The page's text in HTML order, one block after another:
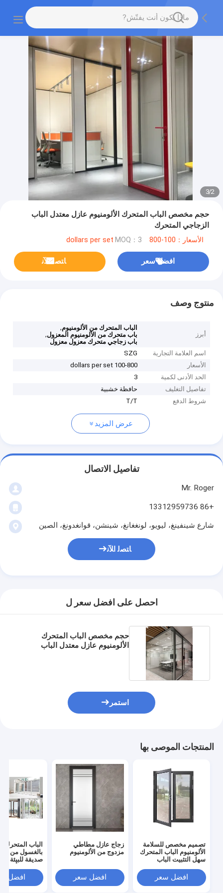
2
/
3
حجم مخصص الباب المتحرك الألومنيوم عازل معتدل الباب
الزجاجي المتحرك
الأسعار：100-800 dollars per set MOQ：3
افضل سعر ﺎﺘﺼﻟ ﺍﻶﻧ
منتوج وصف
أبرز
الباب المتحرك من الألومنيوم,
باب متحرك من الألومنيوم المعزول,
باب زجاجي متحرك معزول معزول
اسم العلامة التجارية
SZG
الأسعار
100-800 dollars per set
الحد الأدنى لكمية
3
تفاصيل التغليف
حافظة خشبية
شروط الدفع
T/T
عرض المزيد
تفاصيل الاتصال
Mr. Roger
+86 13312959736
شارع شينفينغ، ليويو، لونغغانغ، شينشن، قوانغدونغ، الصين
ﺎﺘﺼﻟ ﺍﻶﻧ
احصل على افضل سعر ل
حجم مخصص الباب المتحرك
الألومنيوم عازل معتدل الباب
استمر
المنتجات الموصى بها
تصميم مخصص للسلامة
الألومنيوم الباب المتحرك
سهل التثبيت الباب
افضل سعر
زجاج عازل مطاطي
مزدوج من الألومنيوم
افضل سعر
الباب
بالغسول من
صديقة للبيئة
افضل